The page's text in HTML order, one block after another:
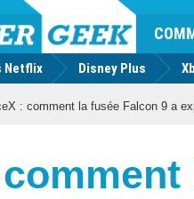
Netflix Disney Plus
: comment la fusée Falcon 9 a